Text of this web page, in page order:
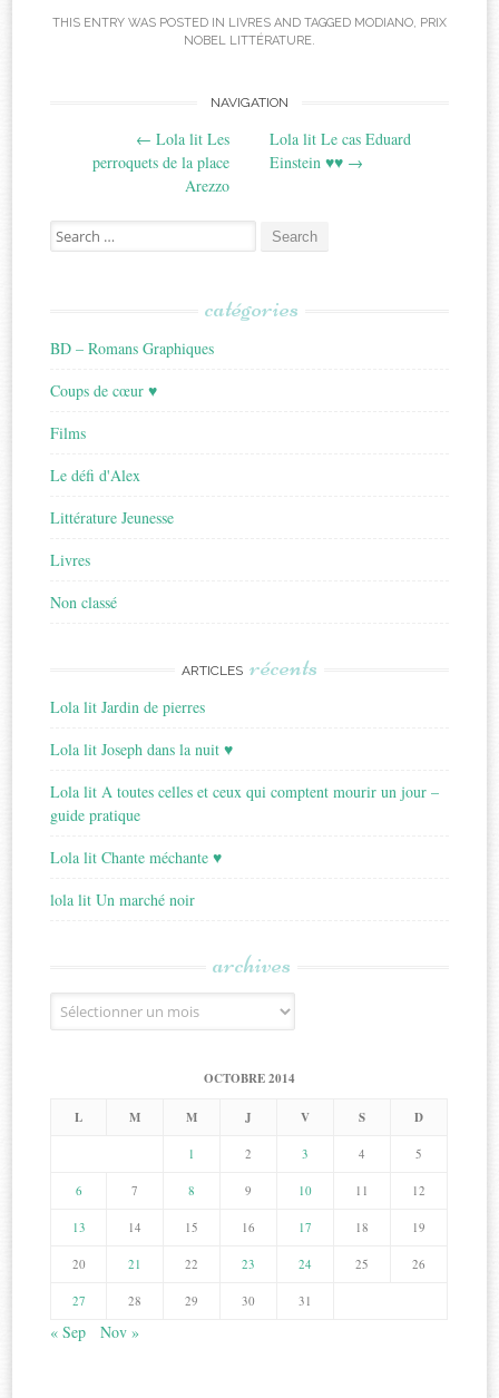
THIS ENTRY WAS POSTED IN LIVRES AND TAGGED MODIANO, PRIX
NOBEL LITTÉRATURE.
navigation
NAVIGATION
← Lola lit Les
perroquets de la place
Arezzo
Lola lit Le cas Eduard
Einstein ♥♥ →
Search
for:
catégories
BD – Romans Graphiques
Coups de cœur ♥
Films
Le défi d'Alex
Littérature Jeunesse
Livres
Non classé
ARTICLES récents
Lola lit Jardin de pierres
Lola lit Joseph dans la nuit ♥
Lola lit A toutes celles et ceux qui comptent mourir un jour –
guide pratique
Lola lit Chante méchante ♥
lola lit Un marché noir
archives
Archives
OCTOBRE 2014
L M M J V S D
1 2 3 4 5
6 7 8 9 10 11 12
13 14 15 16 17 18 19
20 21 22 23 24 25 26
27 28 29 30 31
« Sep Nov »